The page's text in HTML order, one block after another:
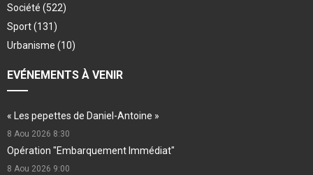
Société (522)
Sport(131)
Urbanisme (10)
EVÉNEMENTS À VENIR
« Les pepettes de Daniel-Antoine »
8 Aou 2026 8:30
Opération "Embarquement Immédiat"
8 Aou 2026 9:00